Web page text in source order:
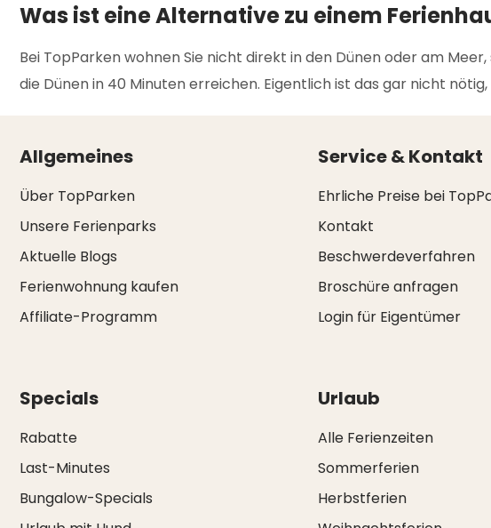
Was ist eine Alternative zu einem
Bei TopParken wohnen Sie nicht direkt in den Dünen oder am
die Dünen in 40 Minuten erreichen. Eigentlich ist das gar nicht
Allgemeines
Über TopParken
Unsere Ferienparks
Aktuelle Blogs
Ferienwohnung kaufen
Affiliate-Programm
Service & Kontakt
Ehrliche Preise bei
Kontakt
Beschwerdeverfahren
Broschüre anfragen
Login für Eigentümer
Specials
Rabatte
Last-Minutes
Bungalow-Specials
Urlaub
Alle Ferienzeiten
Sommerferien
Herbstferien